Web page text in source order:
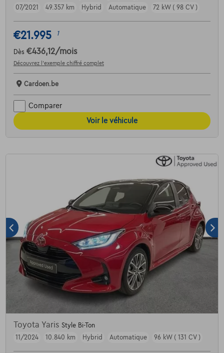
07/2021
49.357 km Hybrid Automatique 72 kW ( 98 CV )
€21.995 1
Dès €436,12/mois
Découvrez l’exemple chiffré complet
Cardoen.be
Comparer
Voir le véhicule
Toyota Yaris Style Bi-Ton
11/2024
10.840 km Hybrid Automatique 96 kW ( 131 CV )